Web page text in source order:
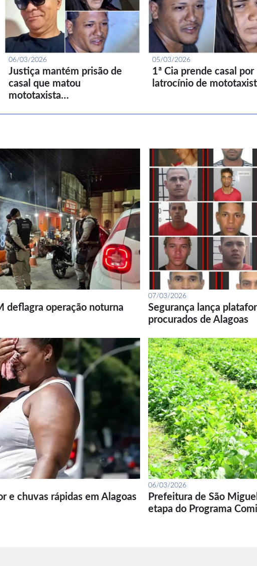
06/03/2026
Justiça mantém prisão de
casal que matou
mototaxista…
05/03/2026
1ª Cia prende casal por
latrocínio de
deflagra operação noturna
07/03/2026
Segurança lança
procurados de Alagoas
e chuvas rápidas em Alagoas
06/03/2026
Prefeitura de São
etapa do Programa